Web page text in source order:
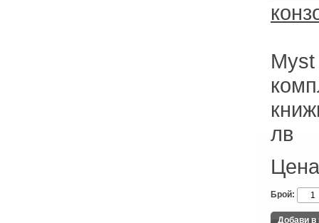
лв
Брой: